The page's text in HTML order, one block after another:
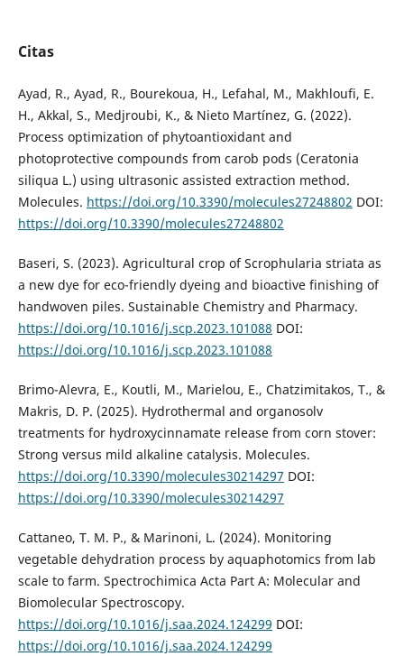
Citas
Ayad, R., Ayad, R., Bourekoua, H., Lefahal, M., Makhloufi, E.
H., Akkal, S., Medjroubi, K., & Nieto Martínez, G. (2022).
Process optimization of phytoantioxidant and
photoprotective compounds from carob pods (Ceratonia
siliqua L.) using ultrasonic assisted extraction method.
Molecules. https://doi.org/10.3390/molecules27248802 DOI:
https://doi.org/10.3390/molecules27248802
Baseri, S. (2023). Agricultural crop of Scrophularia striata as
a new dye for eco-friendly dyeing and bioactive finishing of
handwoven piles. Sustainable Chemistry and Pharmacy.
https://doi.org/10.1016/j.scp.2023.101088 DOI:
https://doi.org/10.1016/j.scp.2023.101088
Brimo-Alevra, E., Koutli, M., Marielou, E., Chatzimitakos, T., &
Makris, D. P. (2025). Hydrothermal and organosolv
treatments for hydroxycinnamate release from corn stover:
Strong versus mild alkaline catalysis. Molecules.
https://doi.org/10.3390/molecules30214297 DOI:
https://doi.org/10.3390/molecules30214297
Cattaneo, T. M. P., & Marinoni, L. (2024). Monitoring
vegetable dehydration process by aquaphotomics from lab
scale to farm. Spectrochimica Acta Part A: Molecular and
Biomolecular Spectroscopy.
https://doi.org/10.1016/j.saa.2024.124299 DOI:
https://doi.org/10.1016/j.saa.2024.124299